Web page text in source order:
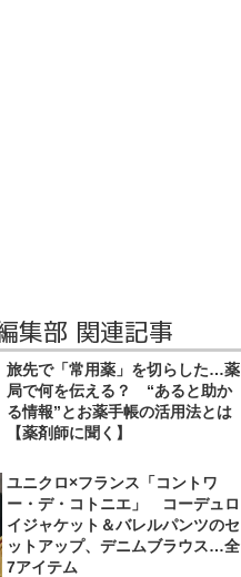
集部 関連記事
旅先で「常用薬」を切らした…薬
局で何を伝える？ “あると助か
る情報”とお薬手帳の活用法とは
【薬剤師に聞く】
ユニクロ×フランス「コントワ
ー・デ・コトニエ」 コーデュロ
イジャケット＆バレルパンツのセ
ットアップ、デニムブラウス…全
7アイテム